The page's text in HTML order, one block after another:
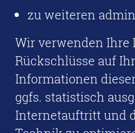
zu weiteren
Wir verwenden Ihre
Rückschlüsse auf
Informationen
ggfs. statistisch
Internetauftritt und